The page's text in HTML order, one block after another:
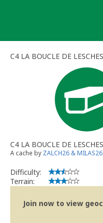
C4 LA BOUCLE DE
C4 LA BOUCLE DE LESCHES
A cache by ZALCH26 &
Difficulty:
Terrain:
Join now to view